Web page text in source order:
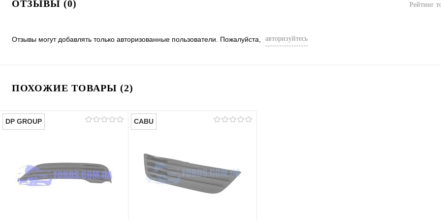
ОТЗЫВЫ (0) Рейтинг
Отзывы могут добавлять только авторизованные пользователи. Пожалуйста, авторизуйтесь
ПОХОЖИЕ ТОВАРЫ (2)
DP GROUP CABU